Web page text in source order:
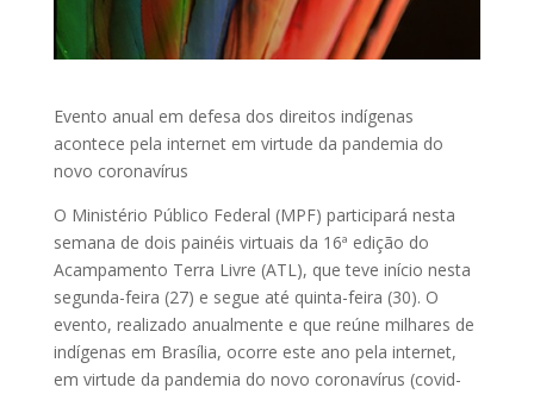
Evento anual em defesa dos direitos indígenas
acontece pela internet em virtude da pandemia do
novo coronavírus
O Ministério Público Federal (MPF) participará nesta
semana de dois painéis virtuais da 16ª edição do
Acampamento Terra Livre (ATL), que teve início nesta
segunda-feira (27) e segue até quinta-feira (30). O
evento, realizado anualmente e que reúne milhares de
indígenas em Brasília, ocorre este ano pela internet,
em virtude da pandemia do novo coronavírus (covid-